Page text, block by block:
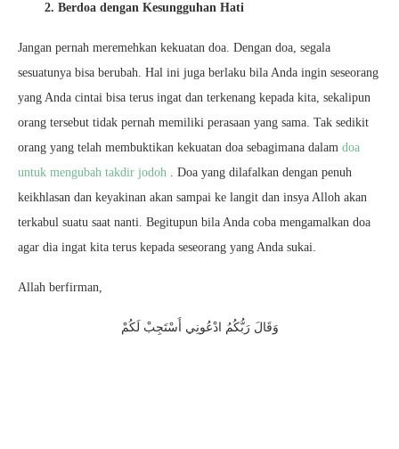
2. Berdoa dengan Kesungguhan Hati
Jangan pernah meremehkan kekuatan doa. Dengan doa, segala
sesuatunya bisa berubah. Hal ini juga berlaku bila Anda ingin seseorang
yang Anda cintai bisa terus ingat dan terkenang kepada kita, sekalipun
orang tersebut tidak pernah memiliki perasaan yang sama. Tak sedikit
orang yang telah membuktikan kekuatan doa sebagimana dalam doa
untuk mengubah takdir jodoh . Doa yang dilafalkan dengan penuh
keikhlasan dan keyakinan akan sampai ke langit dan insya Alloh akan
terkabul suatu saat nanti. Begitupun bila Anda coba mengamalkan doa
agar dia ingat kita terus kepada seseorang yang Anda sukai.
Allah berfirman,
وَقَالَ رَبُّكُمُ ادْعُونِي أَسْتَجِبْ لَكُمْ